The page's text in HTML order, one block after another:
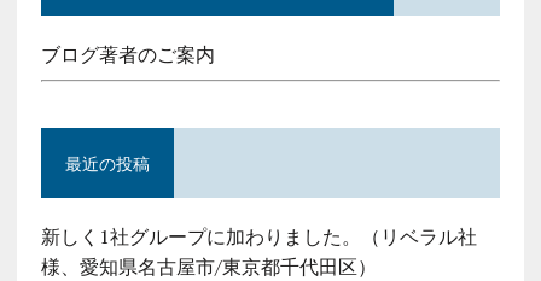
ブログ著者のご案内
最近の投稿
新しく1社グループに加わりました。（リベラル社
様、愛知県名古屋市/東京都千代田区）